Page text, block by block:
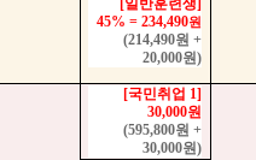
[일반훈련생]
45% = 234,490원
(214,490원 +
20,000원)
[국민취업 1]
30,000원
(595,800원 +
30,000원)